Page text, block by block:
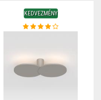
KEDVEZMÉNY